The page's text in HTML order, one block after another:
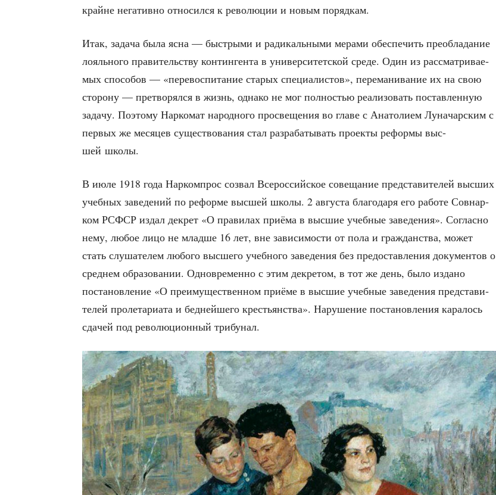
крайне нега­тив­но отно­сил­ся к рево­лю­ции и новым порядкам.
Итак, зада­ча была ясна — быст­ры­ми и ради­каль­ны­ми мера­ми обес­пе­чить пре­об­ла­да­ние
лояль­но­го пра­ви­тель­ству кон­тин­ген­та в уни­вер­си­тет­ской сре­де. Один из рас­смат­ри­ва­е­
мых спо­со­бов — «пере­вос­пи­та­ние ста­рых спе­ци­а­ли­стов», пере­ма­ни­ва­ние их на свою
сто­ро­ну — пре­тво­рял­ся в жизнь, одна­ко не мог пол­но­стью реа­ли­зо­вать постав­лен­ную
зада­чу. Поэто­му Нар­ко­мат народ­но­го про­све­ще­ния во гла­ве с Ана­то­ли­ем Луна­чар­ским с
пер­вых же меся­цев суще­ство­ва­ния стал раз­ра­ба­ты­вать про­ек­ты рефор­мы выс­
шей школы.
В июле 1918 года Нар­ком­прос созвал Все­рос­сий­ское сове­ща­ние пред­ста­ви­те­лей выс­ших
учеб­ных заве­де­ний по рефор­ме выс­шей шко­лы. 2 авгу­ста бла­го­да­ря его рабо­те Сов­нар­
ком РСФСР издал декрет «О пра­ви­лах при­ё­ма в выс­шие учеб­ные заве­де­ния». Соглас­но
нему, любое лицо не млад­ше 16 лет, вне зави­си­мо­сти от пола и граж­дан­ства, может
стать слу­ша­те­лем любо­го выс­ше­го учеб­но­го заве­де­ния без предо­став­ле­ния доку­мен­тов о
сред­нем обра­зо­ва­нии. Одно­вре­мен­но с этим декре­том, в тот же день, было изда­но
поста­нов­ле­ние «О пре­иму­ще­ствен­ном при­ё­ме в выс­шие учеб­ные заве­де­ния пред­ста­ви­
те­лей про­ле­та­ри­а­та и бед­ней­ше­го кре­стьян­ства». Нару­ше­ние поста­нов­ле­ния кара­лось
сда­чей под рево­лю­ци­он­ный трибунал.